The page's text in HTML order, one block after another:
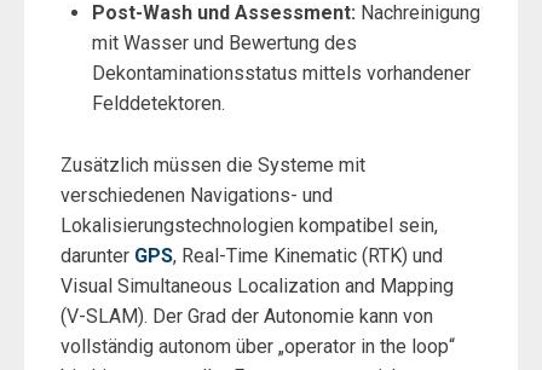
Post-Wash und Assessment: Nachreinigung
mit Wasser und Bewertung des
Dekontaminationsstatus mittels vorhandener
Felddetektoren.
Zusätzlich müssen die Systeme mit
verschiedenen Navigations- und
Lokalisierungstechnologien kompatibel sein,
darunter GPS, Real-Time Kinematic (RTK) und
Visual Simultaneous Localization and Mapping
(V-SLAM). Der Grad der Autonomie kann von
vollständig autonom über „operator in the loop“